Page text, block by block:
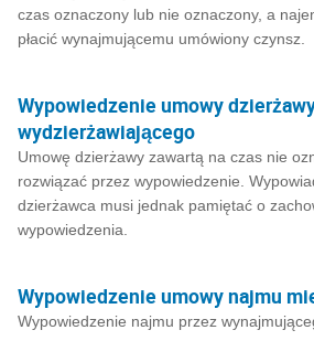
czas oznaczony lub nie oznaczony, a
płacić wynajmującemu umówiony czynsz.
Wypowiedzenie umowy
wydzierżawiającego
Umowę dzierżawy zawartą na czas nie
rozwiązać przez wypowiedzenie.
dzierżawca musi jednak pamiętać o
wypowiedzenia.
Wypowiedzenie umowy najmu
Wypowiedzenie najmu przez